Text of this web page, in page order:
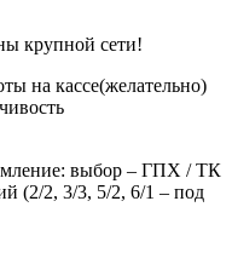
крупной сети!
на кассе(желательно)
выбор – ГПХ / ТК
(2/2, 3/3, 5/2, 6/1 – под